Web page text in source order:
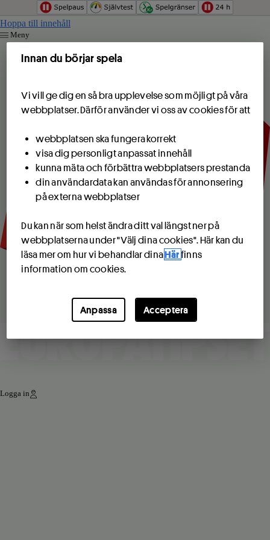
Hoppa till innehåll
Meny
Logga in
Innan du börjar spela
Vi vill ge dig en så bra upplevelse som möjligt på våra
webbplatser. Därför använder vi oss av cookies för att
webbplatsen ska fungera korrekt
visa dig personligt anpassat innehåll
kunna mäta och förbättra webbplatsers prestanda
din användardata kan användas för annonsering
på externa webbplatser
Du kan när som helst ändra ditt val längst ner på
webbplatserna under "Välj dina cookies". Här kan du
läsa mer om hur vi behandlar dinaHär finns
information om cookies.
Anpassa Acceptera